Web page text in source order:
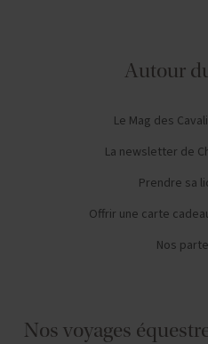
Autour
Le Mag des
La newsletter de
Prendre sa
Offrir une carte
Nos
Nos voyages